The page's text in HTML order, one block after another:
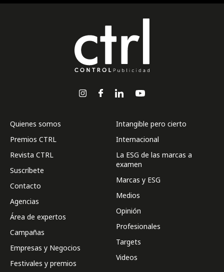
Quienes somos
Premios CTRL
Revista CTRL
Suscríbete
Contacto
Agencias
Área de expertos
Campañas
Empresas y Negocios
Festivales y premios
Intangible pero cierto
Internacional
La ESG de las marcas a
examen
Marcas y ESG
Medios
Opinión
Profesionales
Targets
Videos